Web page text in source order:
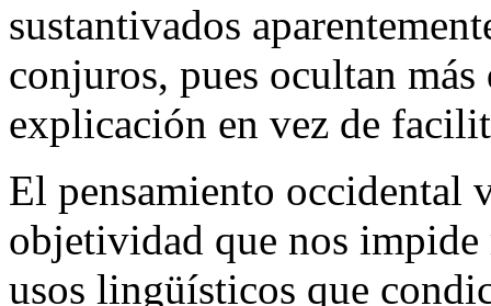
sustantivados
conjuros, pues ocultan
explicación en vez de
El pensamiento occidental
objetividad que nos
usos lingüísticos que